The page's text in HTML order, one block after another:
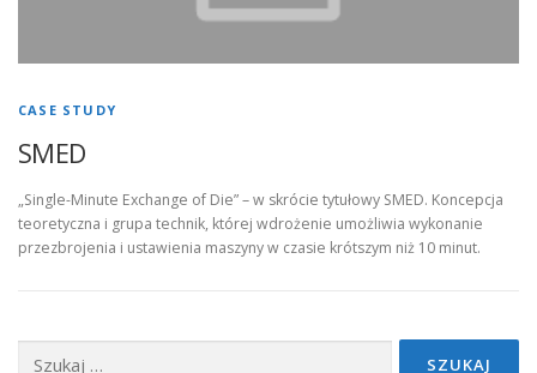
CASE STUDY
SMED
„Single-Minute Exchange of Die” – w skrócie tytułowy SMED. Koncepcja
teoretyczna i grupa technik, której wdrożenie umożliwia wykonanie
przezbrojenia i ustawienia maszyny w czasie krótszym niż 10 minut.